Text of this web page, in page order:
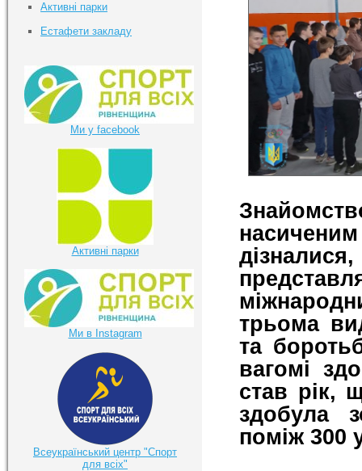
трьома
та
вагомі
став рік,
здобула
поміж 300
Активні парки
Естафети закладу
Ми у facebook
Активні парки
Ми в Instagram
Всеукраїнський центр "Спорт
для всіх"